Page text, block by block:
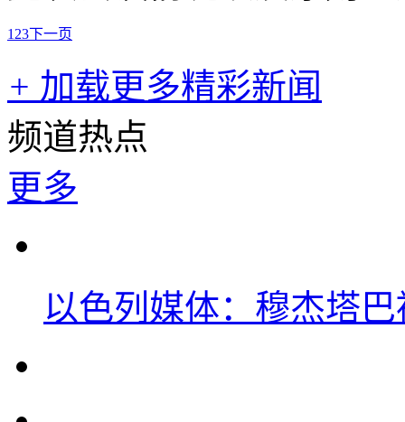
1 23下一页
+ 加载更多精彩新闻
频道热点
更多
以色列媒体：穆杰塔